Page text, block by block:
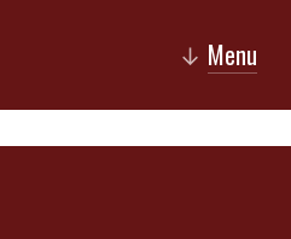
↓ Menu